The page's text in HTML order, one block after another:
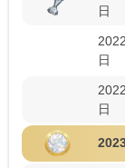
日
日
日